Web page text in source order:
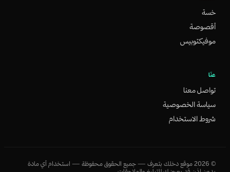
خسة
أقصوصة
موفيكتوبيس
عنّا
تواصل معنا
سياسة الخصوصية
شروط الاستخدام
©
2026 موقع دخلك بتعرف — جميع الحقوق محفوظة — استخدام أي مادة